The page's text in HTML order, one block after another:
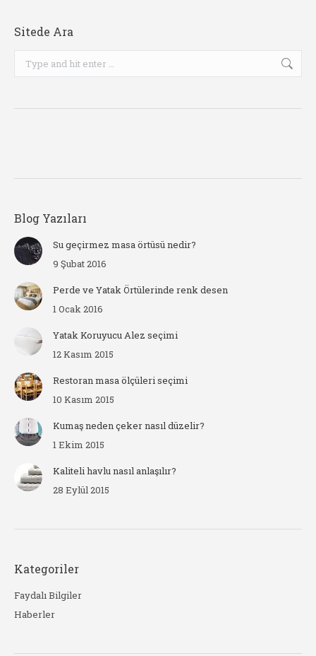
Sitede Ara
Blog Yazıları
Su geçirmez masa örtüsü nedir?
9 Şubat 2016
Perde ve Yatak Örtülerinde renk desen
1 Ocak 2016
Yatak Koruyucu Alez seçimi
12 Kasım 2015
Restoran masa ölçüleri seçimi
10 Kasım 2015
Kumaş neden çeker nasıl düzelir?
1 Ekim 2015
Kaliteli havlu nasıl anlaşılır?
28 Eylül 2015
Kategoriler
Faydalı Bilgiler
Haberler